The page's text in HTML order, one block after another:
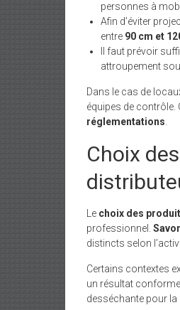
personnes à
Afin d’éviter
entre 90 cm et
Il faut prévoir
attroupement
Dans le cas de
équipes de
réglementations
Choix
Le choix des
professionnel.
distincts selon
Certains contextes
un résultat
desséchante pour la